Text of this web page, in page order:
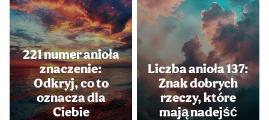
221 numer anioła
znaczenie:
Odkryj, co to
oznacza dla
Ciebie
Liczba anioła 137:
Znak dobrych
rzeczy, które
mają nadejść